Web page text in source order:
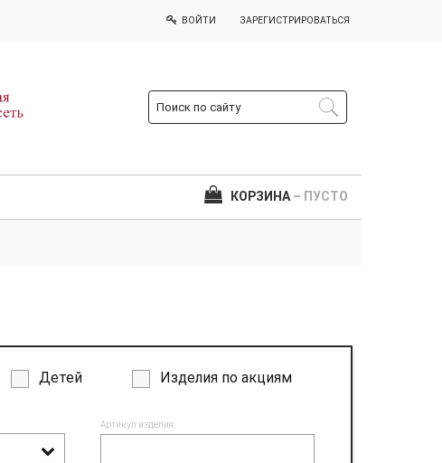
ВОЙТИ ЗАРЕГИСТРИРОВАТЬСЯ
КОРЗИНА – ПУСТО
Детей Изделия по акциям
Артикул изделия: